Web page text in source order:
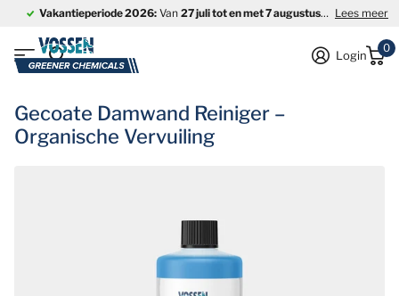
Vakantieperiode 2026: Van 27 juli tot en met 7 augustusis ons bedrijf
Lees meer
Login
0
Gecoate Damwand Reiniger –
Organische Vervuiling